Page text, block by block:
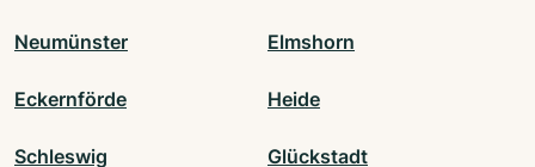
Neumünster Elmshorn
Eckernförde Heide
Schleswig Glückstadt